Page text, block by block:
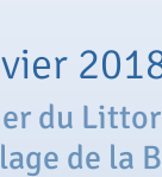
du
de la